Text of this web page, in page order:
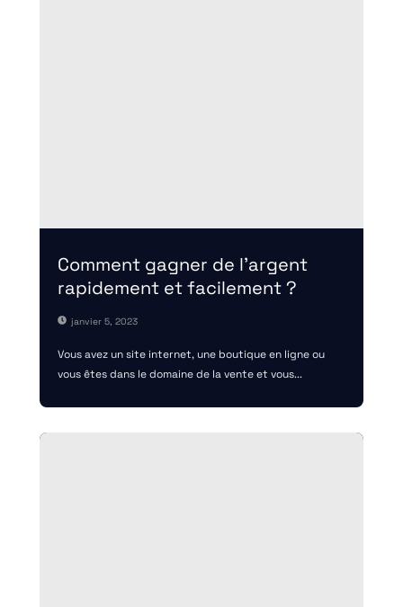
Comment gagner de l’argent
rapidement et facilement ?
janvier 5, 2023
Vous avez un site internet, une boutique en ligne ou
vous êtes dans le domaine de la vente et vous...